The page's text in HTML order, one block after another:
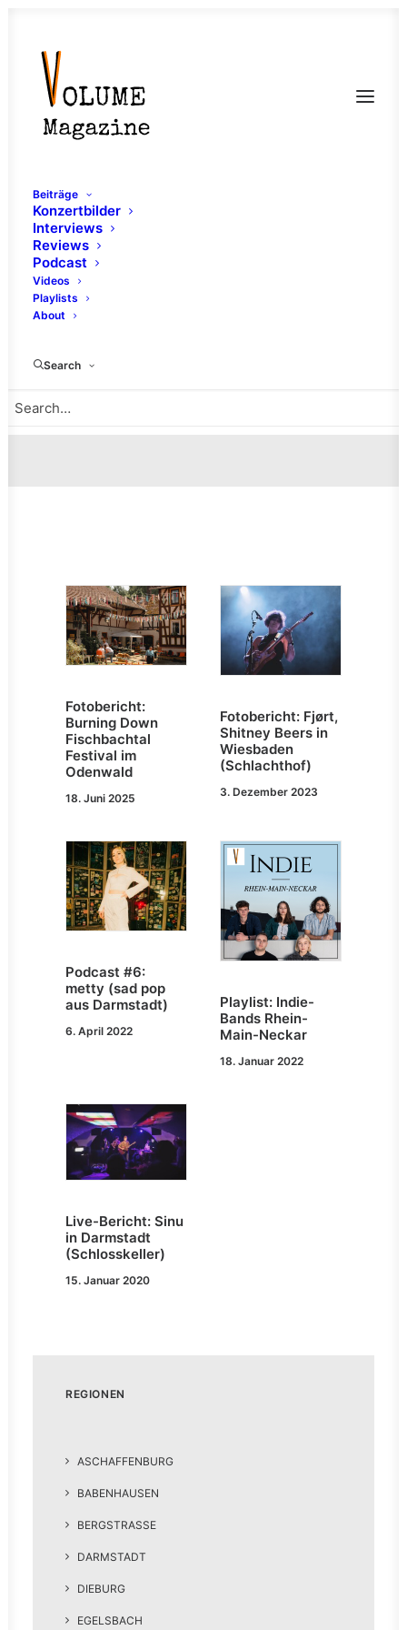
Beiträge
Konzertbilder
Interviews
Reviews
Podcast
Videos
Playlists
About
Search
Fotobericht:
Burning Down
Fischbachtal
Festival im
Odenwald
18. Juni 2025
Fotobericht: Fjørt,
Shitney Beers in
Wiesbaden
(Schlachthof)
3. Dezember 2023
Podcast #6:
metty (sad pop
aus Darmstadt)
6. April 2022
Playlist: Indie-
Bands Rhein-
Main-Neckar
18. Januar 2022
Live-Bericht: Sinu
in Darmstadt
(Schlosskeller)
15. Januar 2020
REGIONEN
ASCHAFFENBURG
BABENHAUSEN
BERGSTRASSE
DARMSTADT
DIEBURG
EGELSBACH